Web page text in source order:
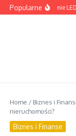
Przejdź do treści
PopularneOświetlenie
Home / Biznes i
nieruchomości?
Biznes i Finanse